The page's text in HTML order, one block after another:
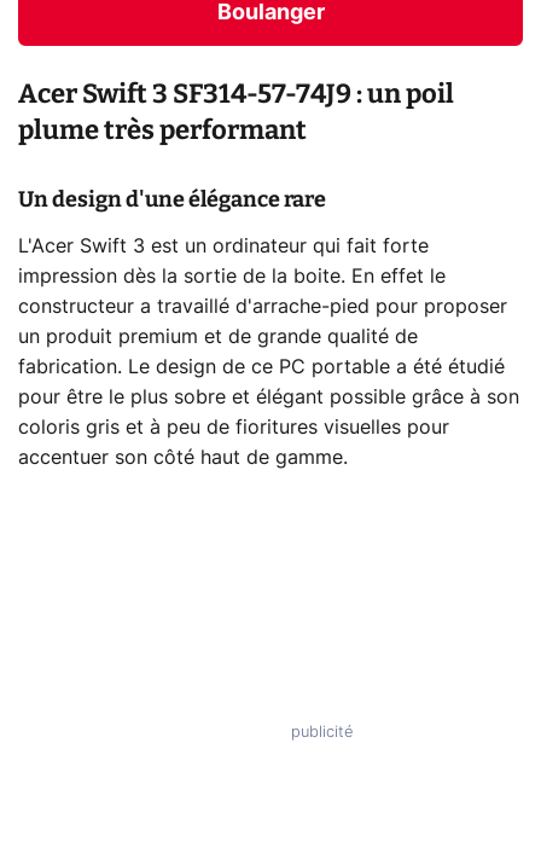
Boulanger
Acer Swift 3 SF314-57-74J9 : un poil
plume très performant
Un design d'une élégance rare
L'Acer Swift 3 est un ordinateur qui fait forte
impression dès la sortie de la boite. En effet le
constructeur a travaillé d'arrache-pied pour proposer
un produit premium et de grande qualité de
fabrication. Le design de ce PC portable a été étudié
pour être le plus sobre et élégant possible grâce à son
coloris gris et à peu de fioritures visuelles pour
accentuer son côté haut de gamme.